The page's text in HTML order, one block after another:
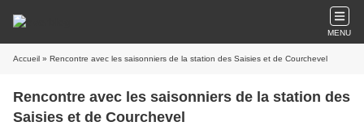
MENU
Accueil » Rencontre avec les saisonniers de la station des Saisies et de Courchevel
Rencontre avec les saisonniers de la station des
Saisies et de Courchevel